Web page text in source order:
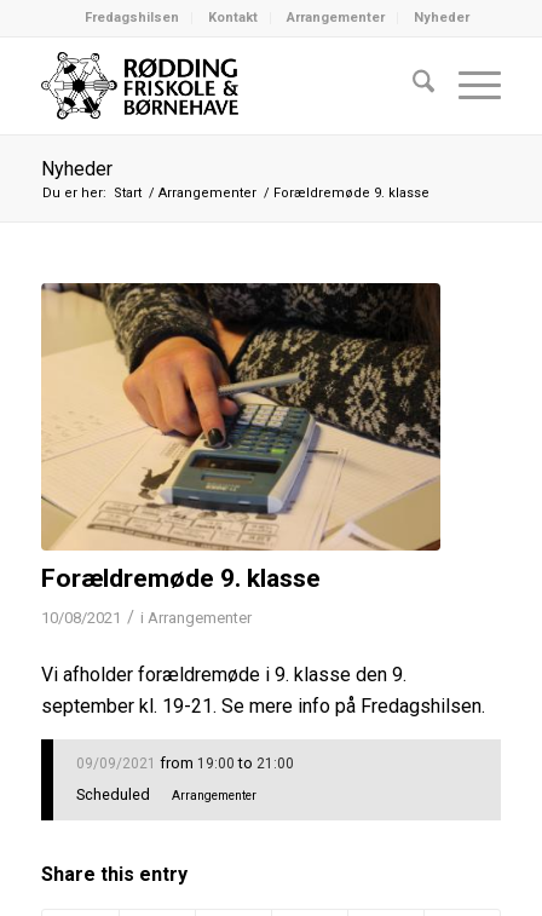
Fredagshilsen Kontakt Arrangementer Nyheder
Nyheder
Du er her: Start / Arrangementer / Forældremøde 9. klasse
Forældremøde 9. klasse
10/08/2021 / i Arrangementer
Vi afholder forældremøde i 9. klasse den 9.
september kl. 19-21. Se mere info på Fredagshilsen.
09/09/2021 from 19:00 to 21:00
Scheduled Arrangementer
Share this entry